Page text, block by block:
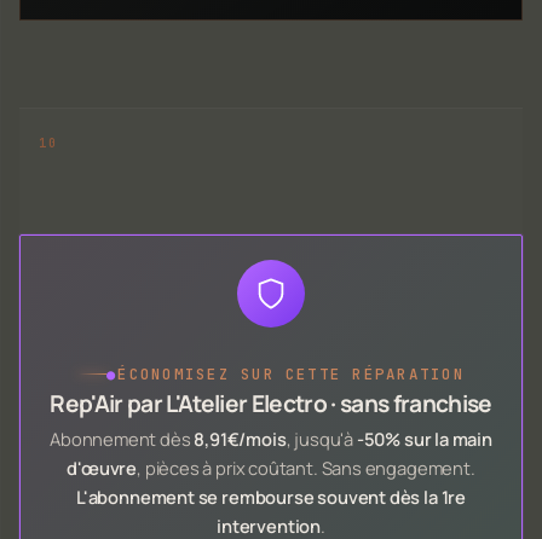
●ÉCONOMISEZ SUR CETTE RÉPARATION
Rep'Air par L'Atelier Electro · sans franchise
Abonnement dès 8,91€/mois, jusqu'à -50% sur la main
d'œuvre, pièces à prix coûtant. Sans engagement.
L'abonnement se rembourse souvent dès la 1re
intervention.